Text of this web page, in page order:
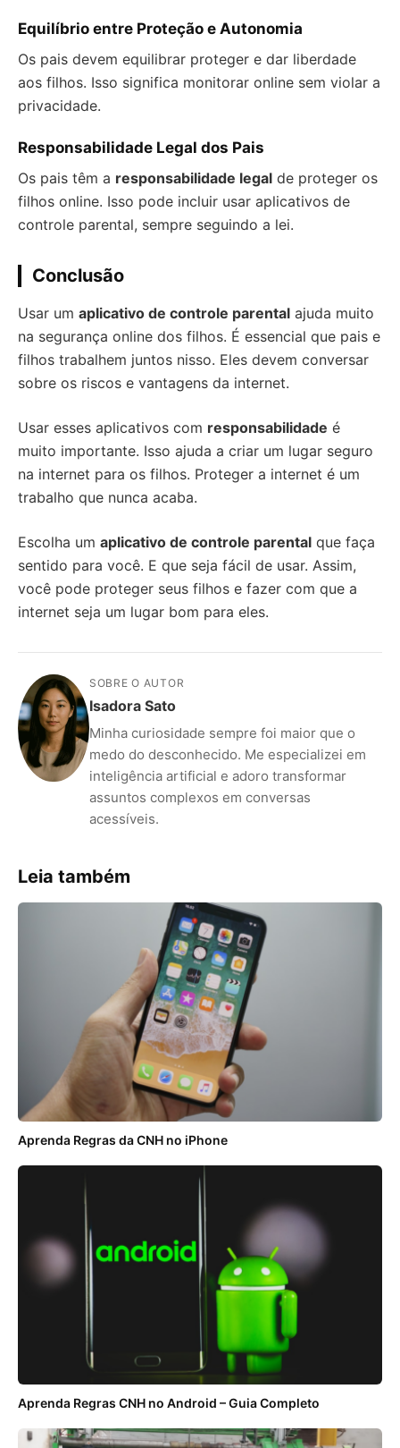
Equilíbrio entre Proteção e Autonomia
Os pais devem equilibrar proteger e dar liberdade
aos filhos. Isso significa monitorar online sem violar a
privacidade.
Responsabilidade Legal dos Pais
Os pais têm a responsabilidade legal de proteger os
filhos online. Isso pode incluir usar aplicativos de
controle parental, sempre seguindo a lei.
Conclusão
Usar um aplicativo de controle parental ajuda muito
na segurança online dos filhos. É essencial que pais e
filhos trabalhem juntos nisso. Eles devem conversar
sobre os riscos e vantagens da internet.
Usar esses aplicativos com responsabilidade é
muito importante. Isso ajuda a criar um lugar seguro
na internet para os filhos. Proteger a internet é um
trabalho que nunca acaba.
Escolha um aplicativo de controle parental que faça
sentido para você. E que seja fácil de usar. Assim,
você pode proteger seus filhos e fazer com que a
internet seja um lugar bom para eles.
SOBRE O AUTOR
Isadora Sato
Minha curiosidade sempre foi maior que o
medo do desconhecido. Me especializei em
inteligência artificial e adoro transformar
assuntos complexos em conversas
acessíveis.
Leia também
Aprenda Regras da CNH no iPhone
Aprenda Regras CNH no Android – Guia Completo